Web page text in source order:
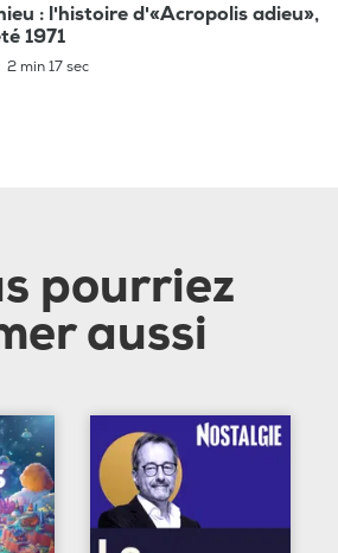
: l'histoire d'«Acropolis adieu»,
1971
2 min 17 sec
pourriez
aussi